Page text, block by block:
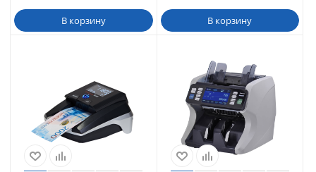
В корзину В корзину